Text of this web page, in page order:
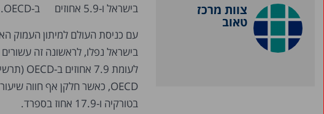
צוות מרכז
טאוב
בישראל ו-5.9 אחוזים ב-OECD.
בטורקיה ו-17.9 אחוז בספרד.